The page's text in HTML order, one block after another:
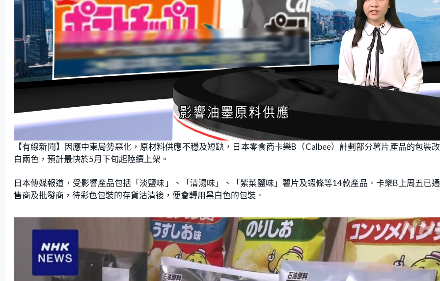
n
m
u
e
L
o
a
d
4
5
%
【有線新聞】因應中東局勢惡化，原材料供應不穩及短缺，日本零食商卡樂B（Calbee）計劃部分薯片產品的包裝
白兩色，預計最快於5月下旬起陸續上架。
日本傳媒報道，受影響產品包括「淡鹽味」、「清湯味」、「紫菜鹽味」薯片及蝦條等14款產品。卡樂B上周五已
售商及批發商，待彩色包裝的存貨沽清後，便會轉用黑白色的包裝。